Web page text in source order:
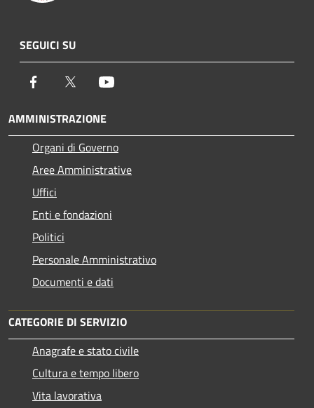
SEGUICI SU
Facebook Twitter
AMMINISTRAZIONE
Organi di Governo
Aree Amministrative
Uffici
Enti e fondazioni
Politici
Personale Amministrativo
Documenti e dati
CATEGORIE DI SERVIZIO
Anagrafe e stato civile
Cultura e tempo libero
Vita lavorativa